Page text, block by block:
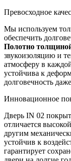
Превосходное
Мы используем
обеспечить
Полотно
звукоизоляцию и
атмосферу в
устойчива к
долговечность
Инновационное
Дверь IN 02
отличается
другим
устойчив к
гарантирует